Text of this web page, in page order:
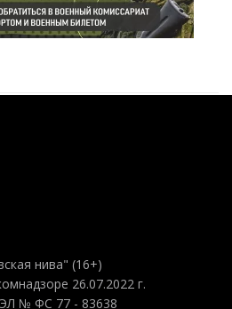
нива" (16+)
26.07.2022 г.
№ ФС 77 - 83638